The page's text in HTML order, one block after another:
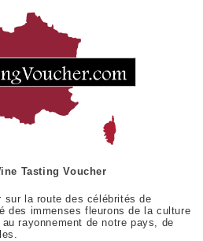
Tasting Voucher
sur la route des célébrités de
des immenses fleurons de la culture
rayonnement de notre pays, de